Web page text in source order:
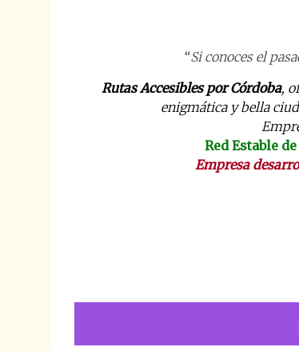
“Si conoces el
Rutas Accesibles por Córdoba,
enigmática y bella
Red Estable
Empresa